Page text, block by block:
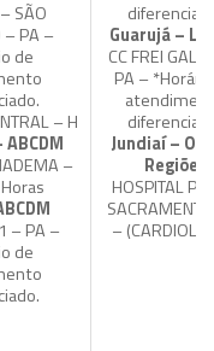
SÃO
– PA –
de
– H
–
– PA –
de
Guarujá –
CC FREI
PA –
Jundiaí –
Regiões
HOSPITAL
–